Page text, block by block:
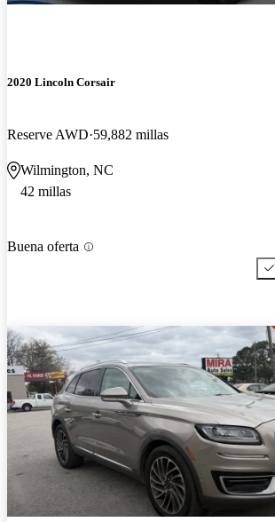
2020 Lincoln Corsair
Reserve AWD 59,882 millas
Wilmington, NC
42 millas
Buena oferta